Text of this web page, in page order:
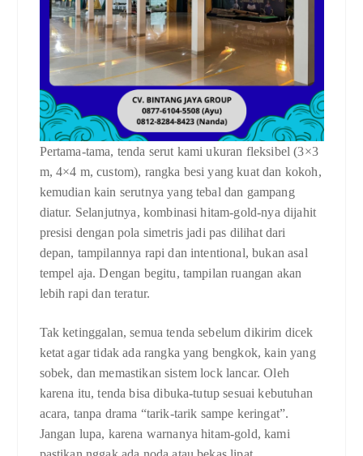
Pertama-tama, tenda serut kami ukuran fleksibel (3×3
m, 4×4 m, custom), rangka besi yang kuat dan kokoh,
kemudian kain serutnya yang tebal dan gampang
diatur. Selanjutnya, kombinasi hitam-gold-nya dijahit
presisi dengan pola simetris jadi pas dilihat dari
depan, tampilannya rapi dan intentional, bukan asal
tempel aja. Dengan begitu, tampilan ruangan akan
lebih rapi dan teratur.
Tak ketinggalan, semua tenda sebelum dikirim dicek
ketat agar tidak ada rangka yang bengkok, kain yang
sobek, dan memastikan sistem lock lancar. Oleh
karena itu, tenda bisa dibuka-tutup sesuai kebutuhan
acara, tanpa drama “tarik-tarik sampe keringat”.
Jangan lupa, karena warnanya hitam-gold, kami